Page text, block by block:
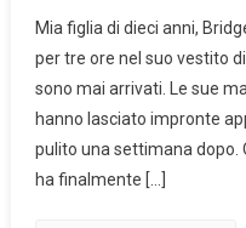
Mia figlia di dieci anni,
per tre ore nel suo vestito
sono mai arrivati. Le sue
hanno lasciato impronte
pulito una settimana dopo.
ha finalmente […]